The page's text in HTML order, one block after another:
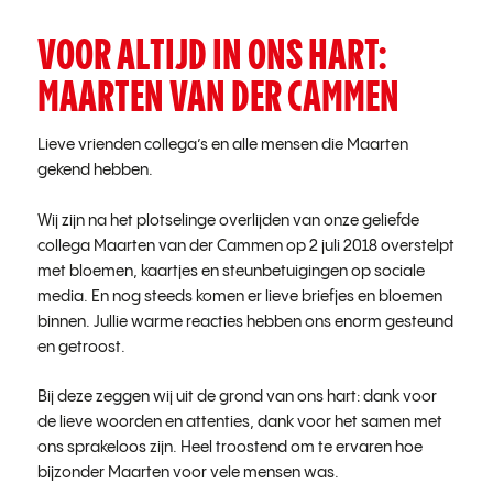
VOOR ALTIJD IN ONS HART:
MAARTEN VAN DER CAMMEN
Lieve vrienden collega’s en alle mensen die Maarten
gekend hebben.
Wij zijn na het plotselinge overlijden van onze geliefde
collega Maarten van der Cammen op 2 juli 2018 overstelpt
met bloemen, kaartjes en steunbetuigingen op sociale
media. En nog steeds komen er lieve briefjes en bloemen
binnen. Jullie warme reacties hebben ons enorm gesteund
en getroost.
Bij deze zeggen wij uit de grond van ons hart: dank voor
de lieve woorden en attenties, dank voor het samen met
ons sprakeloos zijn. Heel troostend om te ervaren hoe
bijzonder Maarten voor vele mensen was.